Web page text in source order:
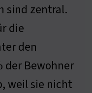
sind zentral.
die
den
der Bewohner
weil sie nicht